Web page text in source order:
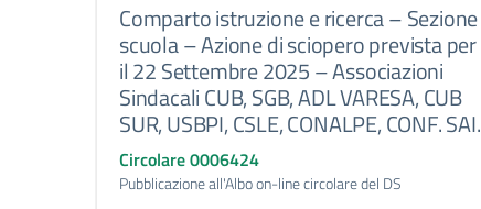
Comparto istruzione e ricerca – Sezione
scuola – Azione di sciopero prevista per
il 22 Settembre 2025 – Associazioni
Sindacali CUB, SGB, ADL VARESA, CUB
SUR, USBPI, CSLE, CONALPE, CONF. SAI.
Circolare 0006424
Pubblicazione all'Albo on-line circolare del DS